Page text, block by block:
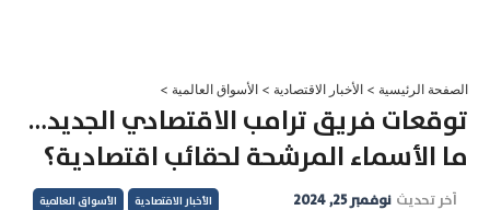
الصفحة الرئيسية > الأخبار الاقتصادية > الأسواق العالمية >
توقعات فريق ترامب الاقتصادي الجديد…
ما الأسماء المرشحة لحقائب اقتصادية؟
آخر تحديث نوفمبر 25, 2024 الأخبار الاقتصادية الأسواق العالمية